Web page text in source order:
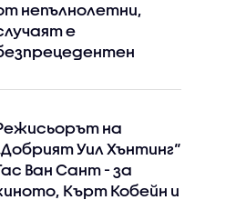
непълнолетни,
е
на
Уил Хънтинг“
Ван Сант - за
Кърт Кобейн и